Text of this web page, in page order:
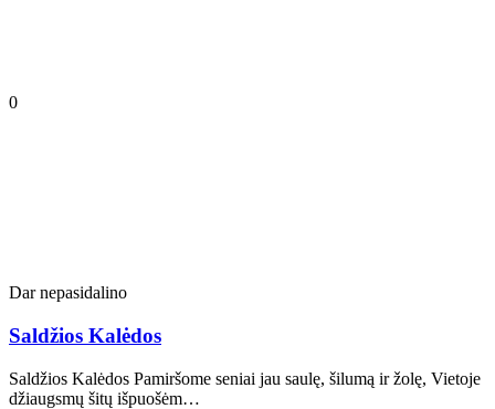
0
Dar nepasidalino
Saldžios Kalėdos
Saldžios Kalėdos Pamiršome seniai jau saulę, šilumą ir žolę, Vietoje
džiaugsmų šitų išpuošėm…